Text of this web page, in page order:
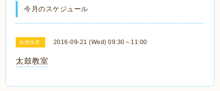
今月のスケジュール
自然保育 2016-09-21 (Wed) 09:30～11:00
太鼓教室